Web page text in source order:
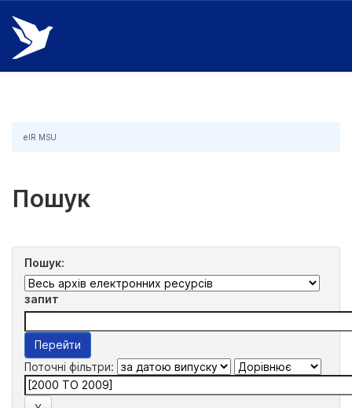
Skip
navigation
eIR MSU
Пошук
Пошук:
запит
Поточні фільтри: